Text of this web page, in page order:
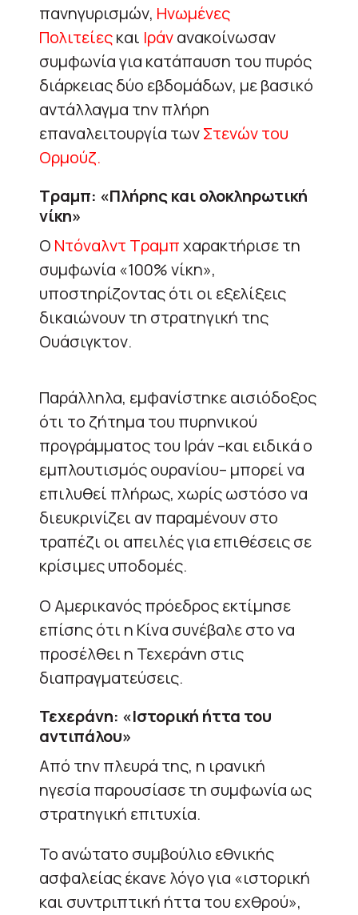
πανηγυρισμών, Ηνωμένες
Πολιτείεςκαι Ιράνανακοίνωσαν
συμφωνία για κατάπαυση του πυρός
διάρκειας δύο εβδομάδων, με βασικό
αντάλλαγμα την πλήρη
επαναλειτουργία τωνΣτενών του
Ορμούζ.
Τραμπ: «Πλήρης και ολοκληρωτική
νίκη»
Ο Ντόναλντ Τραμπχαρακτήρισε τη
συμφωνία «100% νίκη»,
υποστηρίζοντας ότι οι εξελίξεις
δικαιώνουν τη στρατηγική της
Ουάσιγκτον.
Παράλληλα, εμφανίστηκε αισιόδοξος
ότι το ζήτημα του πυρηνικού
προγράμματος του Ιράν –και ειδικά ο
εμπλουτισμός ουρανίου– μπορεί να
επιλυθεί πλήρως, χωρίς ωστόσο να
διευκρινίζει αν παραμένουν στο
τραπέζι οι απειλές για επιθέσεις σε
κρίσιμες υποδομές.
Ο Αμερικανός πρόεδρος εκτίμησε
επίσης ότι η Κίνα συνέβαλε στο να
προσέλθει η Τεχεράνη στις
διαπραγματεύσεις.
Τεχεράνη: «Ιστορική ήττα του
αντιπάλου»
Από την πλευρά της, η ιρανική
ηγεσία παρουσίασε τη συμφωνία ως
στρατηγική επιτυχία.
Το ανώτατο συμβούλιο εθνικής
ασφαλείας έκανε λόγο για «ιστορική
και συντριπτική ήττα του εχθρού»,